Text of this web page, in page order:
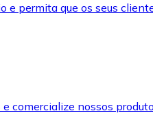
e permita que os seus
comercialize nossos